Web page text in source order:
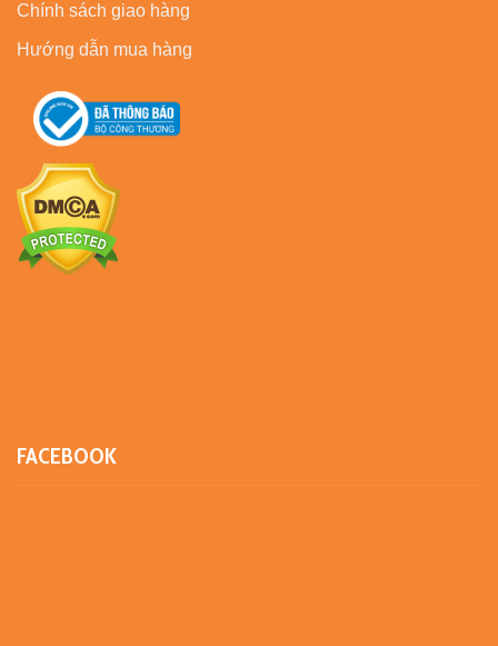
Chính sách giao hàng
Hướng dẫn mua hàng
FACEBOOK